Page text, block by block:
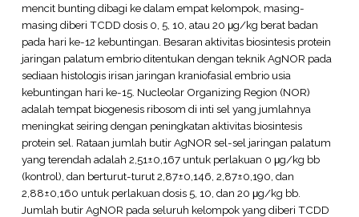
mencit bunting dibagi ke dalam empat kelompok, masing-
masing diberi TCDD dosis 0, 5, 10, atau 20 μg/kg berat badan
pada hari ke-12 kebuntingan. Besaran aktivitas biosintesis protein
jaringan palatum embrio ditentukan dengan teknik AgNOR pada
sediaan histologis irisan jaringan kraniofasial embrio usia
kebuntingan hari ke-15. Nucleolar Organizing Region (NOR)
adalah tempat biogenesis ribosom di inti sel yang jumlahnya
meningkat seiring dengan peningkatan aktivitas biosintesis
protein sel. Rataan jumlah butir AgNOR sel-sel jaringan palatum
yang terendah adalah 2,51±0,167 untuk perlakuan 0 μg/kg bb
(kontrol), dan berturut-turut 2,87±0,146, 2,87±0,190, dan
2,88±0,160 untuk perlakuan dosis 5, 10, dan 20 μg/kg bb.
Jumlah butir AgNOR pada seluruh kelompok yang diberi TCDD